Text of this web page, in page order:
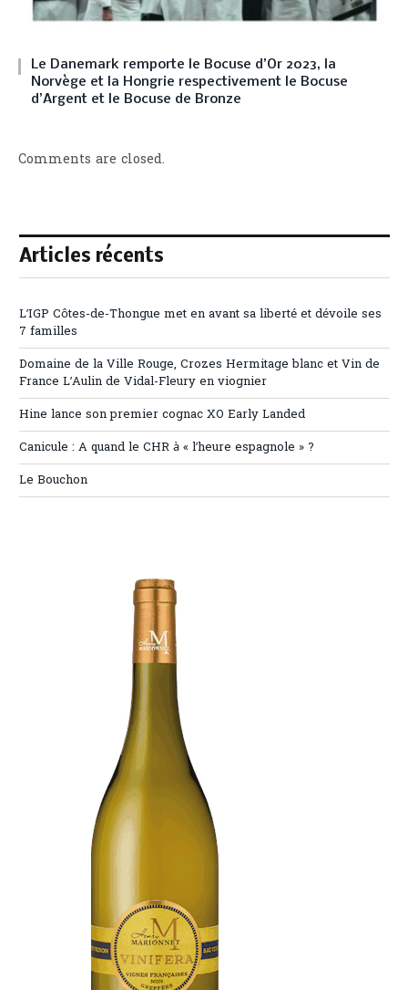
Le Danemark remporte le Bocuse d’Or 2023, la
Norvège et la Hongrie respectivement le Bocuse
d’Argent et le Bocuse de Bronze
Comments are closed.
Articles récents
L’IGP Côtes-de-Thongue met en avant sa liberté et dévoile ses
7 familles
Domaine de la Ville Rouge, Crozes Hermitage blanc et Vin de
France L’Aulin de Vidal-Fleury en viognier
Hine lance son premier cognac XO Early Landed
Canicule : A quand le CHR à « l’heure espagnole » ?
Le Bouchon